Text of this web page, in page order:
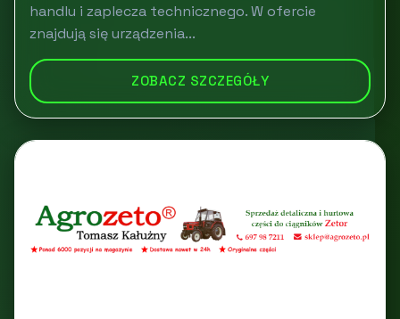
handlu i zaplecza technicznego. W ofercie
znajdują się urządzenia...
ZOBACZ SZCZEGÓŁY